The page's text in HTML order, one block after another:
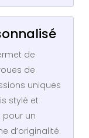
de
de
uniques
stylé et
pour un
d’originalité.